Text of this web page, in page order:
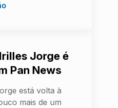
Jorge é
Pan News
está volta à
mais de um